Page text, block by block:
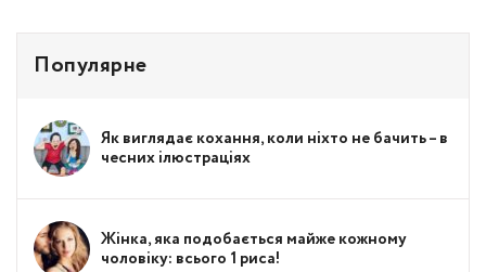
Популярне
Як виглядає кохання, коли ніхто не бачить – в
чесних ілюстраціях
Жінка, яка подобається майже кожному
чоловіку: всього 1 риса!